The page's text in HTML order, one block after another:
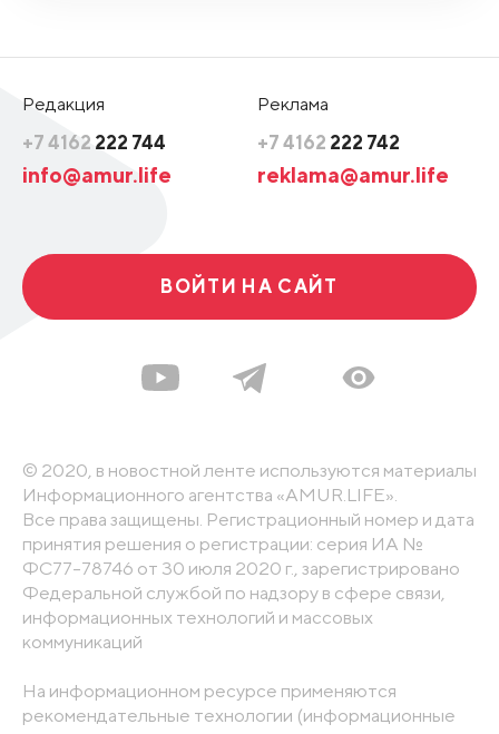
Редакция
+7 4162 222 744
info@amur.life
Реклама
+7 4162 222 742
reklama@amur.life
ВОЙТИ НА САЙТ
© 2020, в новостной ленте используются материалы
Информационного агентства «AMUR.LIFE».
Все права защищены. Регистрационный номер и дата
принятия решения о регистрации: серия ИА №
ФС77-78746 от 30 июля 2020 г., зарегистрировано
Федеральной службой по надзору в сфере связи,
информационных технологий и массовых
коммуникаций
На информационном ресурсе применяются
рекомендательные технологии (информационные